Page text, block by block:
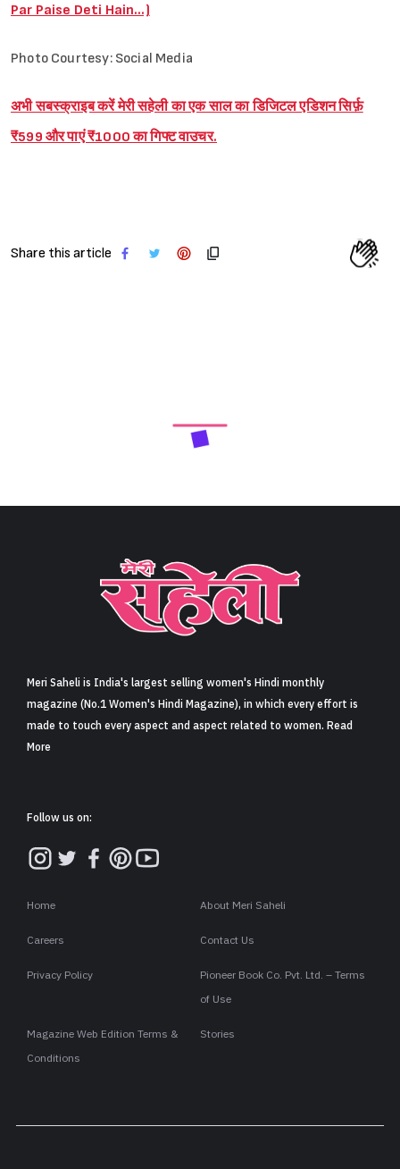
Par Paise Deti Hain…)
Photo Courtesy: Social Media
अभी सबस्क्राइब करें मेरी सहेली का एक साल का डिजिटल एडिशन सिर्फ़
₹599 और पाएं ₹1000 का गिफ्ट वाउचर.
Share this article
Meri Saheli is India's largest selling women's Hindi monthly
magazine (No.1 Women's Hindi Magazine), in which every effort is
made to touch every aspect and aspect related to women. Read
More
Follow us on:
Home About Meri Saheli
Careers Contact Us
Privacy Policy
Pioneer Book Co. Pvt. Ltd. – Terms
of Use
Magazine Web Edition Terms &
Conditions
Stories